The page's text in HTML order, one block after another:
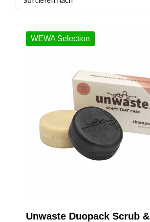
WEWA Selection
Unwaste Duopack Scrub &